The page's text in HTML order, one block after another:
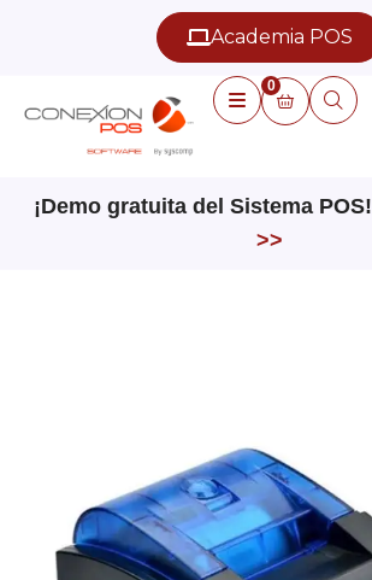
Academia POS
0
¡Demo gratuita del Sistema POS!
>>